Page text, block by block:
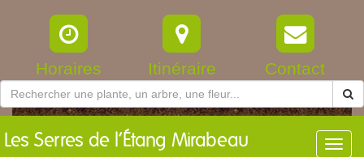
Horaires Itinéraire Contact
Les Serres de l’Étang Mirabeau